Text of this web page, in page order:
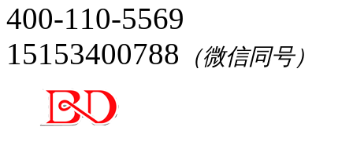
400-110-5569
15153400788 （微信同号）